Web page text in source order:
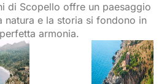
di Scopello offre un paesaggio
natura e la storia si fondono in
armonia.